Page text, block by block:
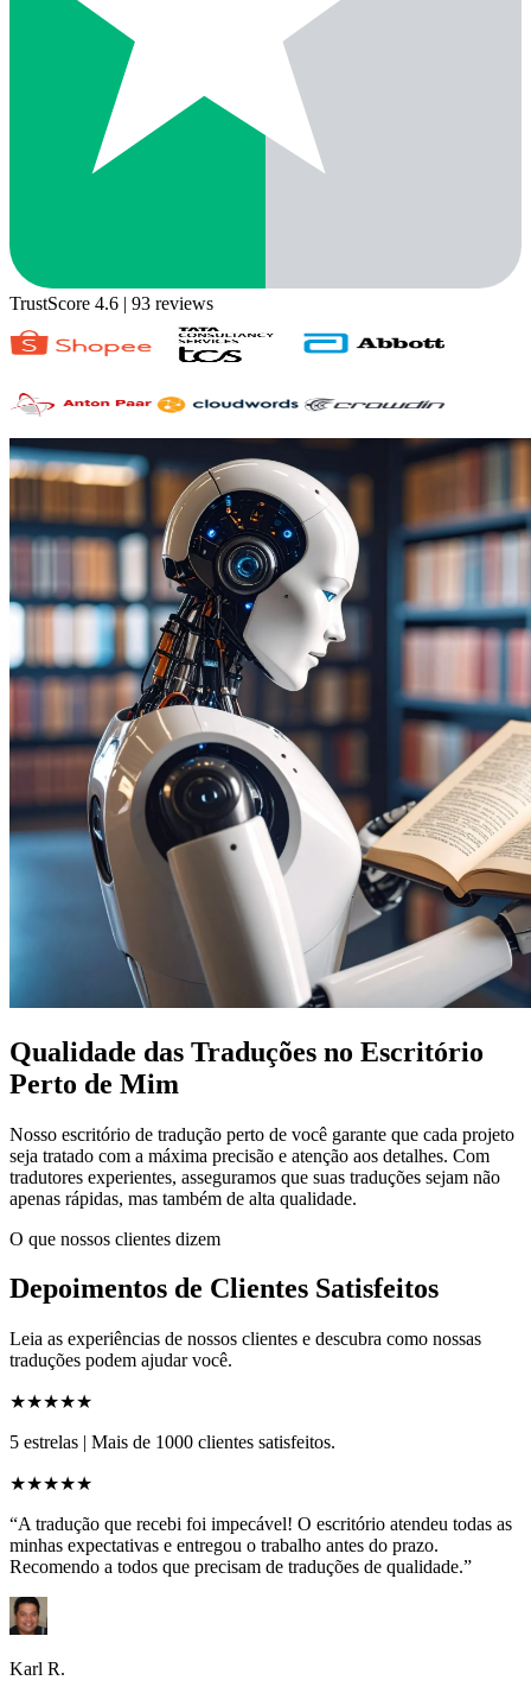
TrustScore 4.6 | 93 reviews
Qualidade das Traduções no Escritório
Perto de Mim
Nosso escritório de tradução perto de você garante que cada projeto
seja tratado com a máxima precisão e atenção aos detalhes. Com
tradutores experientes, asseguramos que suas traduções sejam não
apenas rápidas, mas também de alta qualidade.
O que nossos clientes dizem
Depoimentos de Clientes Satisfeitos
Leia as experiências de nossos clientes e descubra como nossas
traduções podem ajudar você.
★★★★★
5 estrelas | Mais de 1000 clientes satisfeitos.
★★★★★
“A tradução que recebi foi impecável! O escritório atendeu todas as
minhas expectativas e entregou o trabalho antes do prazo.
Recomendo a todos que precisam de traduções de qualidade.”
Karl R.